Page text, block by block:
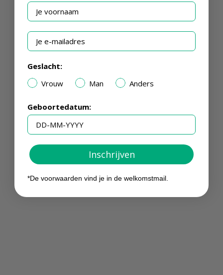
Je voornaam
Je e-mailadres
Geslacht:
Vrouw
Man Anders
Geboortedatum:
Inschrijven
*De voorwaarden vind je in de welkomstmail.